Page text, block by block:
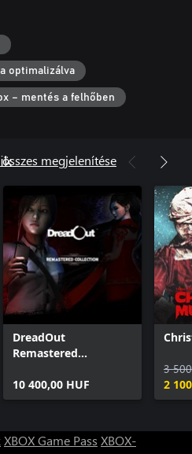
alone.
optimalizálva
– mentés a felhőben
összes megjelenítése
DreadOut
Remastered
10 400,00 HUF
3
2
XBOX Game Pass XBOX-